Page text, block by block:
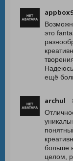
это
ещё
archul
больше
целом,